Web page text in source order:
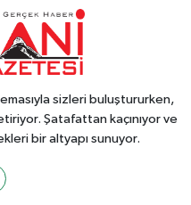
sizleri buluştururken,
Şatafattan kaçınıyor ve
bir altyapı sunuyor.